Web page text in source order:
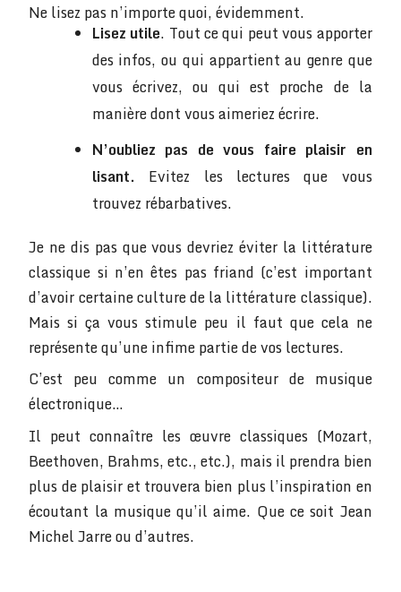
Ne lisez pas n’importe quoi, évidemment.
Lisez utile. Tout ce qui peut vous apporter
des infos, ou qui appartient au genre que
vous écrivez, ou qui est proche de la
manière dont vous aimeriez écrire.
N’oubliez pas de vous faire plaisir en
lisant. Evitez les lectures que vous
trouvez rébarbatives.
Je ne dis pas que vous devriez éviter la littérature
classique si n’en êtes pas friand (c’est important
d’avoir certaine culture de la littérature classique).
Mais si ça vous stimule peu il faut que cela ne
représente qu’une infime partie de vos lectures.
C’est peu comme un compositeur de musique
électronique…
Il peut connaître les œuvre classiques (Mozart,
Beethoven, Brahms, etc., etc.), mais il prendra bien
plus de plaisir et trouvera bien plus l’inspiration en
écoutant la musique qu’il aime. Que ce soit Jean
Michel Jarre ou d’autres.